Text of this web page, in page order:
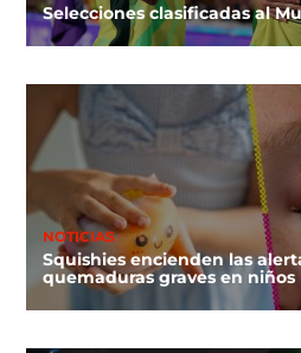
Selecciones clasificadas al
NOTICIAS
Squishies encienden las
quemaduras graves en niños